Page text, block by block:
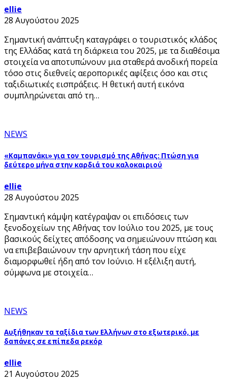
ellie
28 Αυγούστου 2025
Σημαντική ανάπτυξη καταγράφει ο τουριστικός κλάδος
της Ελλάδας κατά τη διάρκεια του 2025, με τα διαθέσιμα
στοιχεία να αποτυπώνουν μια σταθερά ανοδική πορεία
τόσο στις διεθνείς αεροπορικές αφίξεις όσο και στις
ταξιδιωτικές εισπράξεις. Η θετική αυτή εικόνα
συμπληρώνεται από τη…
NEWS
«Καμπανάκι» για τον τουρισμό της Αθήνας: Πτώση για
δεύτερο μήνα στην καρδιά του καλοκαιριού
ellie
28 Αυγούστου 2025
Σημαντική κάμψη κατέγραψαν οι επιδόσεις των
ξενοδοχείων της Αθήνας τον Ιούλιο του 2025, με τους
βασικούς δείχτες απόδοσης να σημειώνουν πτώση και
να επιβεβαιώνουν την αρνητική τάση που είχε
διαμορφωθεί ήδη από τον Ιούνιο. Η εξέλιξη αυτή,
σύμφωνα με στοιχεία…
NEWS
Αυξήθηκαν τα ταξίδια των Ελλήνων στο εξωτερικό, με
δαπάνες σε επίπεδα ρεκόρ
ellie
21 Αυγούστου 2025